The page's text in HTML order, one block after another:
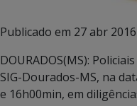
Publicado em 27 abr 2016
DOURADOS(MS):
SIG-Dourados-MS, na
e 16h00min, em